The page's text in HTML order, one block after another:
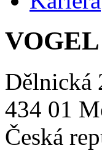
Dělnická
434 01
Česká